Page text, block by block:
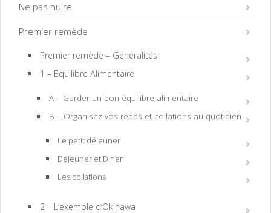
Ne pas nuire
Premier remède
Premier remède – Généralités
1 – Equilibre Alimentaire
A – Garder un bon équilibre alimentaire
B – Organisez vos repas et collations au quotidien
Le petit déjeuner
Déjeuner et Diner
Les collations
2 – L’exemple d’Okinawa